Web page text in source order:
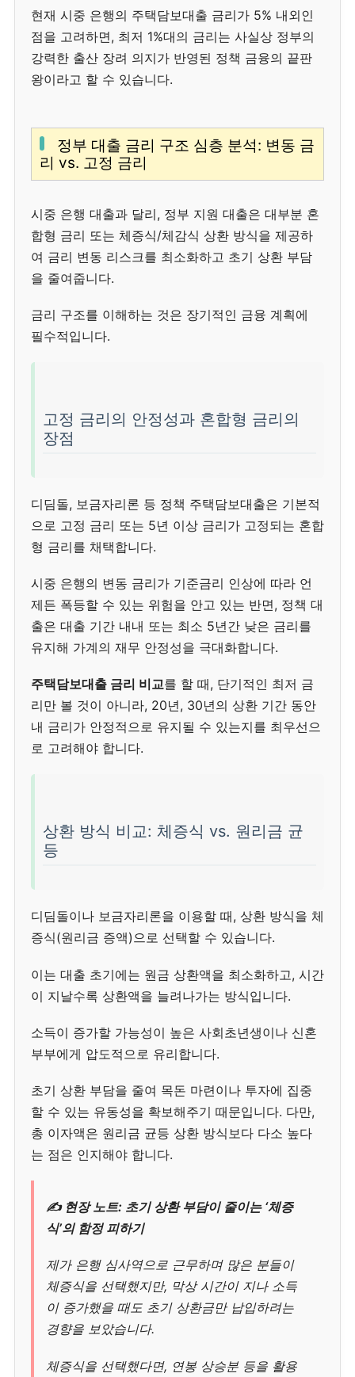
현재 시중 은행의 주택담보대출 금리가 5% 내외인
점을 고려하면, 최저 1%대의 금리는 사실상 정부의
강력한 출산 장려 의지가 반영된 정책 금융의 끝판
왕이라고 할 수 있습니다.
정부 대출 금리 구조 심층 분석: 변동 금
리 vs. 고정 금리
시중 은행 대출과 달리, 정부 지원 대출은 대부분 혼
합형 금리 또는 체증식/체감식 상환 방식을 제공하
여 금리 변동 리스크를 최소화하고 초기 상환 부담
을 줄여줍니다.
금리 구조를 이해하는 것은 장기적인 금융 계획에
필수적입니다.
고정 금리의 안정성과 혼합형 금리의
장점
디딤돌, 보금자리론 등 정책 주택담보대출은 기본적
으로 고정 금리 또는 5년 이상 금리가 고정되는 혼합
형 금리를 채택합니다.
시중 은행의 변동 금리가 기준금리 인상에 따라 언
제든 폭등할 수 있는 위험을 안고 있는 반면, 정책 대
출은 대출 기간 내내 또는 최소 5년간 낮은 금리를
유지해 가계의 재무 안정성을 극대화합니다.
주택담보대출 금리 비교를 할 때, 단기적인 최저 금
리만 볼 것이 아니라, 20년, 30년의 상환 기간 동안
내 금리가 안정적으로 유지될 수 있는지를 최우선으
로 고려해야 합니다.
상환 방식 비교: 체증식 vs. 원리금 균
등
디딤돌이나 보금자리론을 이용할 때, 상환 방식을 체
증식(원리금 증액)으로 선택할 수 있습니다.
이는 대출 초기에는 원금 상환액을 최소화하고, 시간
이 지날수록 상환액을 늘려나가는 방식입니다.
소득이 증가할 가능성이 높은 사회초년생이나 신혼
부부에게 압도적으로 유리합니다.
초기 상환 부담을 줄여 목돈 마련이나 투자에 집중
할 수 있는 유동성을 확보해주기 때문입니다. 다만,
총 이자액은 원리금 균등 상환 방식보다 다소 높다
는 점은 인지해야 합니다.
✍️ 현장 노트: 초기 상환 부담이 줄이는 ‘체증
식’의 함정 피하기
제가 은행 심사역으로 근무하며 많은 분들이
체증식을 선택했지만, 막상 시간이 지나 소득
이 증가했을 때도 초기 상환금만 납입하려는
경향을 보았습니다.
체증식을 선택했다면, 연봉 상승분 등을 활용